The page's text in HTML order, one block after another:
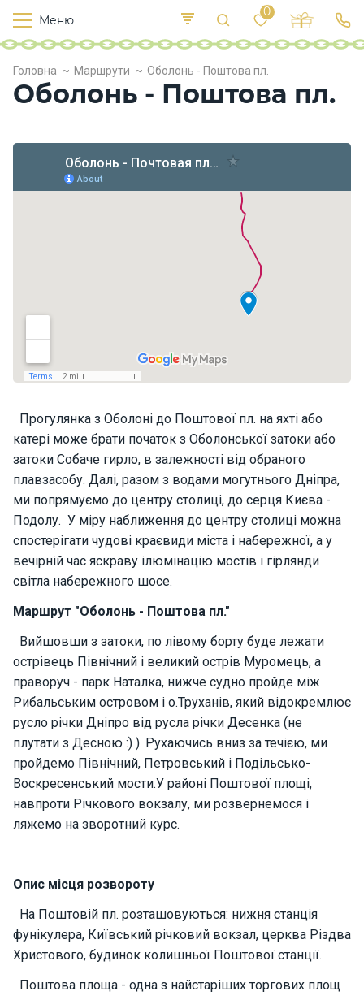
Головна Маршрути Оболонь - Поштова пл.
Оболонь - Поштова пл.
Прогулянка з Оболоні до Поштової пл. на яхті або
катері може брати початок з Оболонської затоки або
затоки Собаче гирло, в залежності від обраного
плавзасобу. Далі, разом з водами могутнього Дніпра,
ми попрямуємо до центру столиці, до серця Києва -
Подолу. У міру наближення до центру столиці можна
спостерігати чудові краєвиди міста і набережної, а у
вечірній час яскраву ілюмінацію мостів і гірлянди
світла набережного шосе.
Маршрут "Оболонь - Поштова пл."
Вийшовши з затоки, по лівому борту буде лежати
острівець Північний і великий острів Муромець, а
праворуч - парк Наталка, нижче судно пройде між
Рибальським островом і о.Труханів, який відокремлює
русло річки Дніпро від русла річки Десенка (не
плутати з Десною :) ). Рухаючись вниз за течією, ми
пройдемо Північний, Петровський і Подільсько-
Воскресенський мости.У районі Поштової площі,
навпроти Річкового вокзалу, ми розвернемося і
ляжемо на зворотний курс.
Опис місця розвороту
На Поштовій пл. розташовуються: нижня станція
фунікулера, Київський річковий вокзал, церква Різдва
Христового, будинок колишньої Поштової станції.
Поштова площа - одна з найстаріших торгових площ
Меню
0
Т
е
л
д
и
я
В
і
р
и
л
ь
н
і
я
т
М
о
т
о
н
і
я
х
а
т
е
и
К
в
У
р